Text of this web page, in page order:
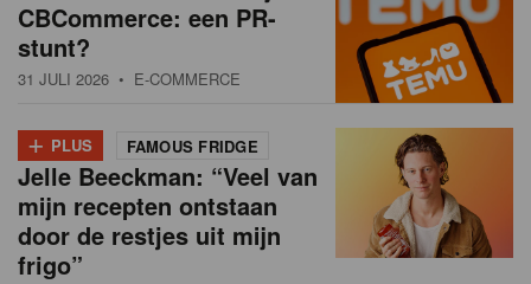
CBCommerce: een PR-
stunt?
31 JULI 2026 • E-COMMERCE
+ PLUS FAMOUS FRIDGE
Jelle Beeckman: “Veel van
mijn recepten ontstaan
door de restjes uit mijn
frigo”